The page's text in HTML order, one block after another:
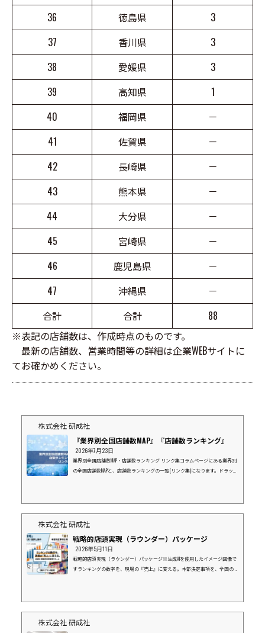
36
徳島県
3
37
香川県
3
38
愛媛県
3
39
高知県
1
40
福岡県
－
41
佐賀県
－
42
長崎県
－
43
熊本県
－
44
大分県
－
45
宮崎県
－
46
鹿児島県
－
47
沖縄県
－
合計
合計
88
※表記の店舗数は、作成時点のものです。
最新の店舗数、営業時間等の詳細は企業WEBサイトに
てお確かめください。
株式会社 研成社
『業界別全国店舗数MAP』『店舗数ランキング』
2026年7月23日
業界別全国店舗数MAP・店舗数ランキング リンク集コラムページにある業界別
の全国店舗数MAPと、店舗数ランキングの一覧(リンク集)になります。ドラッグ
ケット業界⇒店数ランキングイオンマルエツライフ西友ヨークベニマルダイエ
株式会社 研成社
戦略的店頭実現（ラウンダー）パッケージ
2026年5月11日
戦略的店頭実現（ラウンダー）パッケージ※生成AIを使用したイメージ画像で
すランキングの数字を、現場の『売上』に変える。本部決定事項を、全国の現
促物が届いているはずなのに、活用されず眠っている」データ上の導入率が10
株式会社 研成社